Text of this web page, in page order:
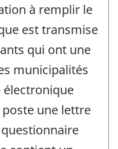
à remplir le
est transmise
qui ont une
municipalités
une lettre